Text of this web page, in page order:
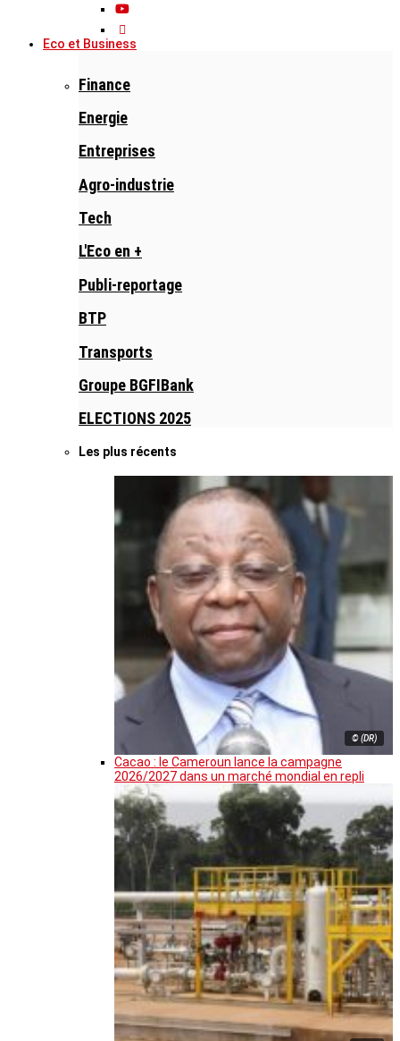
Eco et Business
Finance
Energie
Entreprises
Agro-industrie
Tech
L'Eco en +
Publi-reportage
BTP
Transports
Groupe BGFIBank
ELECTIONS 2025
Les plus récents
© (DR)
Cacao : le Cameroun lance la campagne
2026/2027 dans un marché mondial en repli